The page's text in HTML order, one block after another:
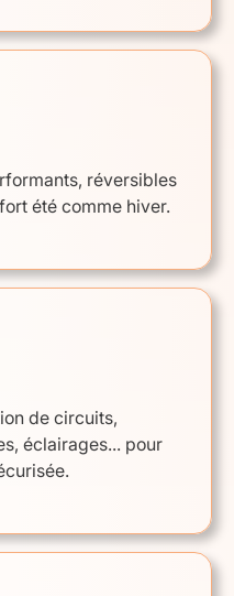
réversibles
été comme hiver.
de circuits,
éclairages... pour